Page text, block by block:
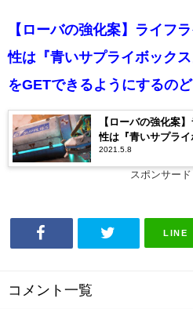
【ローバの強化案】ライフ
性は『青いサプライボック
をGETできるようにするのど
【ローバの強化案
性は『青いサプラ
をGETできるように
2021.5.8
スポンサード
LINE
コメント一覧